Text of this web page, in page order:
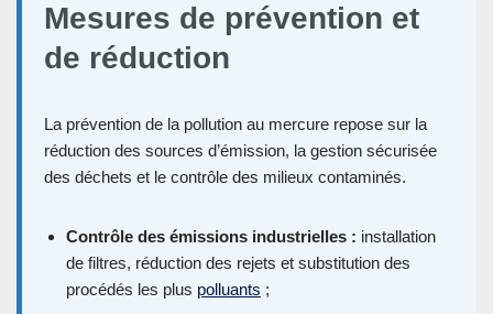
Mesures de prévention et
de réduction
La prévention de la pollution au mercure repose sur la
réduction des sources d’émission, la gestion sécurisée
des déchets et le contrôle des milieux contaminés.
Contrôle des émissions industrielles : installation
de filtres, réduction des rejets et substitution des
procédés les plus polluants ;